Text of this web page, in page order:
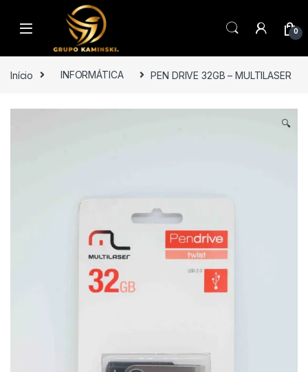
Saltar para navegação
Pular para o conteúdo
0
Início INFORMÁTICA PEN DRIVE 32GB – MULTILASER
🔍